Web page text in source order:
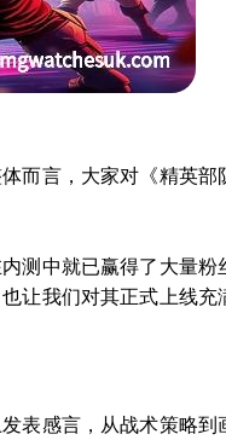
而言，大家对《精英
测中就已赢得了大量
让我们对其正式上线充
表感言，从战术策略